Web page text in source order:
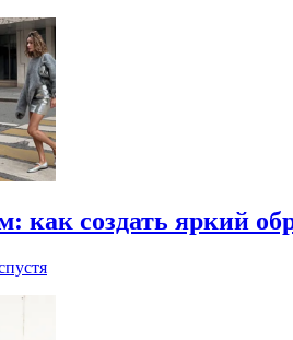
как создать яркий